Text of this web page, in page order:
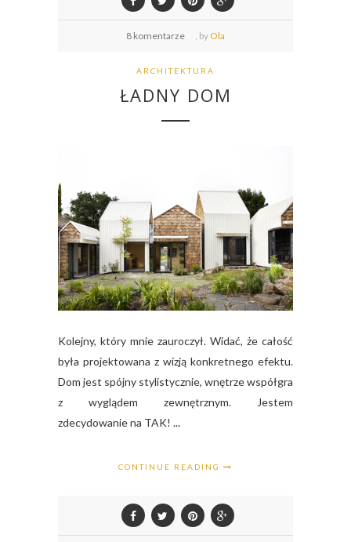
8 komentarze , by Ola
ARCHITEKTURA
ŁADNY DOM
Kolejny, który mnie zauroczył. Widać, że całość
była projektowana z wizją konkretnego efektu.
Dom jest spójny stylistycznie, wnętrze współgra
z wyglądem zewnętrznym. Jestem
zdecydowanie na TAK! ...
CONTINUE READING